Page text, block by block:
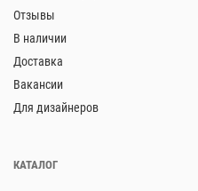
Отзывы
В наличии
Доставка
Вакансии
Для дизайнеров
КАТАЛОГ